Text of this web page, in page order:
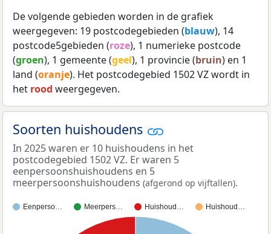
De volgende gebieden worden in de grafiek
weergegeven: 19 postcodegebieden (blauw), 14
postcode5gebieden (roze), 1 numerieke postcode
(groen), 1 gemeente (geel), 1 provincie (bruin) en 1
land (oranje). Het postcodegebied 1502 VZ wordt in
het rood weergegeven.
Soorten huishoudens
In 2025 waren er 10 huishoudens in het
postcodegebied 1502 VZ. Er waren 5
eenpersoonshuishoudens en 5
meerpersoonshuishoudens (afgerond op vijftallen).
Eenperso… Meerpers… Huishoud… Huishoud…